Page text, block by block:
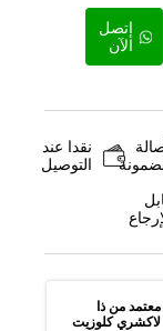
إتصل
الآن
نقدا عند
التوصيل
معتمد من ذا
لاكشري كلوزيت